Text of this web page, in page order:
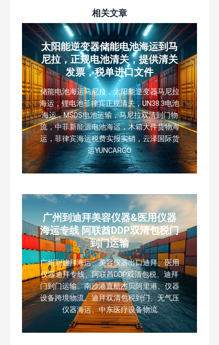
相关文章
太阳能逆变器储能电池海运到马
尼拉，正规电池清关，提供清关
发票，税单进口文件
储能电池海运马尼拉，太阳能逆变器马尼拉
海运，锂电池菲律宾正规清关，UN38.3电池
海运，MSDS电池运输，马尼拉双清到门物
流，中菲新能源电池海运，木箱大件货物海
运，菲律宾海运税费实报实销，云泽国际货
运YUNCARGO
广州到迪拜美容仪器&医用仪器
海运专线 阿联酋DDP双清包税门
到门运输
广州到迪拜海运、美容仪器出口迪拜、医用
仪器迪拜专线、阿联酋DDP双清包税、迪拜
门到门运输、南沙港直航杰贝阿里港、仪器
设备跨境物流、迪拜双清包税到门、无气压
仪器海运、中东医疗设备物流